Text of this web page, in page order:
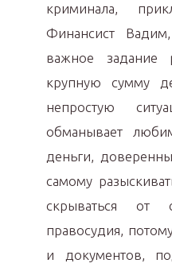
криминала,
Финансист
важное задание
крупную сумму
непростую
обманывает
деньги,
самому
скрываться от
правосудия,
и документов,